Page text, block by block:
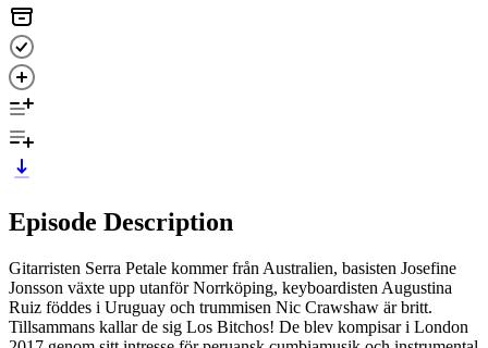
Episode Description
Gitarristen Serra Petale kommer från Australien, basisten Josefine
Jonsson växte upp utanför Norrköping, keyboardisten Augustina
Ruiz föddes i Uruguay och trummisen Nic Crawshaw är britt.
Tillsammans kallar de sig Los Bitchos! De blev kompisar i London